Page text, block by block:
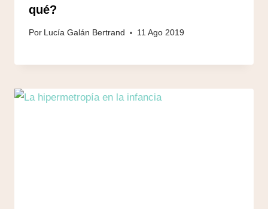
qué?
Por Lucía Galán Bertrand 11 Ago 2019